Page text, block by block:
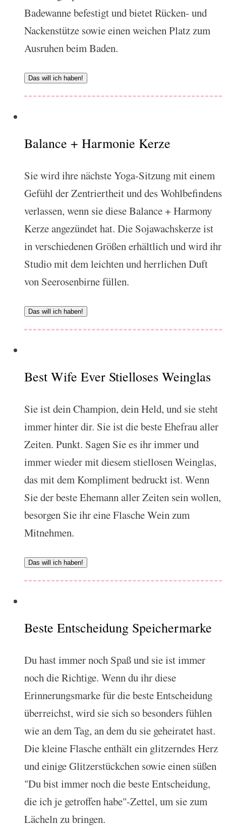
Badewanne befestigt und bietet Rücken- und
Nackenstütze sowie einen weichen Platz zum
Ausruhen beim Baden.
Das will ich haben!
Balance + Harmonie Kerze
Sie wird ihre nächste Yoga-Sitzung mit einem
Gefühl der Zentriertheit und des Wohlbefindens
verlassen, wenn sie diese Balance + Harmony
Kerze angezündet hat. Die Sojawachskerze ist
in verschiedenen Größen erhältlich und wird ihr
Studio mit dem leichten und herrlichen Duft
von Seerosenbirne füllen.
Das will ich haben!
Best Wife Ever Stielloses Weinglas
Sie ist dein Champion, dein Held, und sie steht
immer hinter dir. Sie ist die beste Ehefrau aller
Zeiten. Punkt. Sagen Sie es ihr immer und
immer wieder mit diesem stiellosen Weinglas,
das mit dem Kompliment bedruckt ist. Wenn
Sie der beste Ehemann aller Zeiten sein wollen,
besorgen Sie ihr eine Flasche Wein zum
Mitnehmen.
Das will ich haben!
Beste Entscheidung Speichermarke
Du hast immer noch Spaß und sie ist immer
noch die Richtige. Wenn du ihr diese
Erinnerungsmarke für die beste Entscheidung
überreichst, wird sie sich so besonders fühlen
wie an dem Tag, an dem du sie geheiratet hast.
Die kleine Flasche enthält ein glitzerndes Herz
und einige Glitzerstückchen sowie einen süßen
"Du bist immer noch die beste Entscheidung,
die ich je getroffen habe"-Zettel, um sie zum
Lächeln zu bringen.